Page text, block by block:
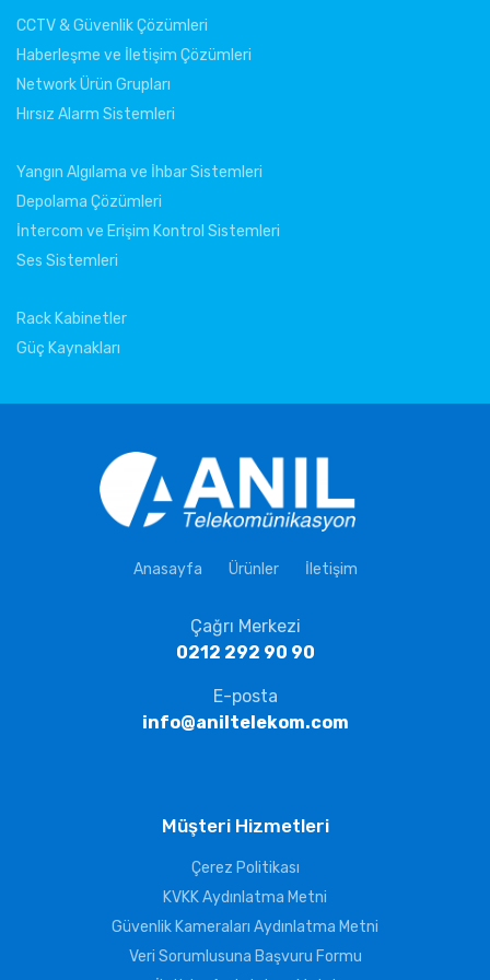
CCTV & Güvenlik Çözümleri
Haberleşme ve İletişim Çözümleri
Network Ürün Grupları
Hırsız Alarm Sistemleri
Yangın Algılama ve İhbar Sistemleri
Depolama Çözümleri
İntercom ve Erişim Kontrol Sistemleri
Ses Sistemleri
Rack Kabinetler
Güç Kaynakları
Anasayfa Ürünler İletişim
Çağrı Merkezi
0212 292 90 90
E-posta
info@aniltelekom.com
Müşteri Hizmetleri
Çerez Politikası
KVKK Aydınlatma Metni
Güvenlik Kameraları Aydınlatma Metni
Veri Sorumlusuna Başvuru Formu